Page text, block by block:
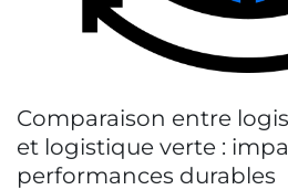
Comparaison entre
et logistique verte :
performances durables